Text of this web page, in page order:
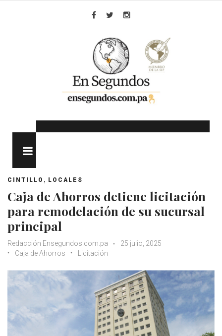
CINTILLO , LOCALES
Caja de Ahorros detiene licitación
para remodelación de su sucursal
principal
Redacción Ensegundos.com.pa
25 julio, 2025
Caja de Ahorros
Licitación